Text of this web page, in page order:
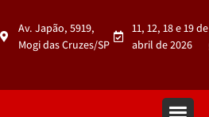
Av. Japão, 5919,
Mogi das Cruzes/SP
11, 12, 18 e 19 de
abril de 2026